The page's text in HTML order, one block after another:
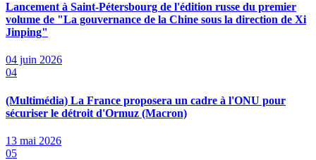
Lancement à Saint-Pétersbourg de l'édition russe du premier
volume de "La gouvernance de la Chine sous la direction de Xi
Jinping"
04 juin 2026
04
(Multimédia) La France proposera un cadre à l'ONU pour
sécuriser le détroit d'Ormuz (Macron)
13 mai 2026
05